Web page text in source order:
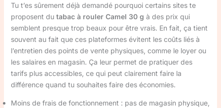
Tu t’es sûrement déjà demandé pourquoi certains sites te
proposent du tabac à rouler Camel 30 g à des prix qui
semblent presque trop beaux pour être vrais. En fait, ça tient
souvent au fait que ces plateformes évitent les coûts liés à
l’entretien des points de vente physiques, comme le loyer ou
les salaires en magasin. Ça leur permet de pratiquer des
tarifs plus accessibles, ce qui peut clairement faire la
différence quand tu souhaites faire des économies.
Moins de frais de fonctionnement : pas de magasin physique,